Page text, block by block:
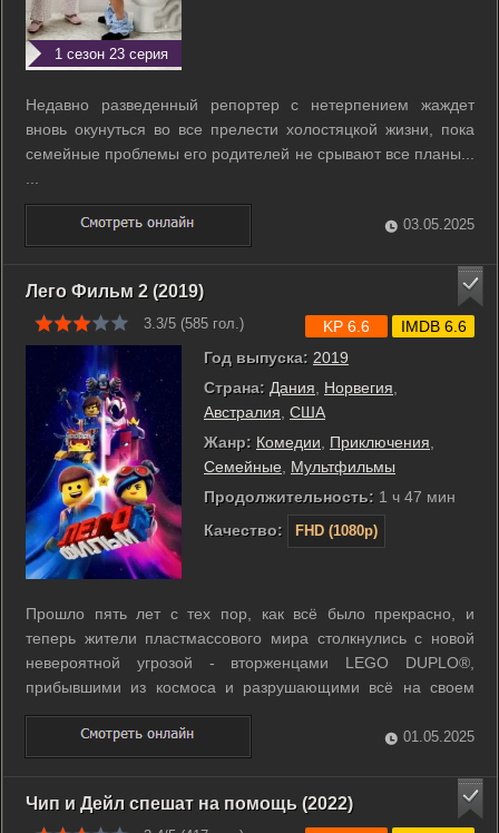
1 сезон 23 серия
Недавно разведенный репортер с нетерпением жаждет
вновь окунуться во все прелести холостяцкой жизни, пока
семейные проблемы его родителей не срывают все планы...
03.05.2025
Лего Фильм 2 (2019)
3.3/5 (585 гол.)
Год выпуска: 2019
Страна: Дания, Норвегия,
Австралия, США
Жанр: Комедии, Приключения,
Семейные, Мультфильмы
Продолжительность: 1 ч 47 мин
Качество:
FHD (1080p)
KP 6.6 IMDB 6.6
Прошло пять лет с тех пор, как всё было прекрасно, и
теперь жители пластмассового мира столкнулись с новой
невероятной угрозой - вторженцами LEGO DUPLO®,
прибывшими из космоса и разрушающими всё на своем
пути куда быстрее, чем герои могут построить вновь. В
результате жёлтым человечкам приходится жить в мрачной
постапокалиптике, но Эммет этого не ...
01.05.2025
Чип и Дейл спешат на помощь (2022)